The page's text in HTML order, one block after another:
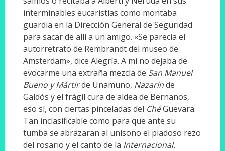
interminables eucaristías como montaba
guardia en la Dirección General de Seguridad
para sacar de allí a un amigo. «Se parecía el
autorretrato de Rembrandt del museo de
Amsterdam», dice Alegría. A mí no dejaba de
evocarme una extraña mezcla de San Manuel
Bueno y Mártirde Unamuno, Nazarínde
Galdós y el frágil cura de aldea de Bernanos,
eso sí, con ciertas pinceladas del ChéGuevara.
Tan inclasificable como para que ante su
tumba se abrazaran al unísono el piadoso rezo
del rosario y el canto de la Internacional.